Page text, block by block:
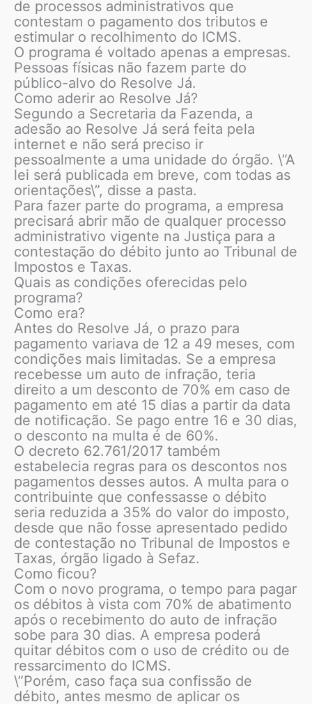
de processos administrativos que
contestam o pagamento dos tributos e
estimular o recolhimento do ICMS.
O programa é voltado apenas a empresas.
Pessoas físicas não fazem parte do
público-alvo do Resolve Já.
Como aderir ao Resolve Já?
Segundo a Secretaria da Fazenda, a
adesão ao Resolve Já será feita pela
internet e não será preciso ir
pessoalmente a uma unidade do órgão. \”A
lei será publicada em breve, com todas as
orientações\”, disse a pasta.
Para fazer parte do programa, a empresa
precisará abrir mão de qualquer processo
administrativo vigente na Justiça para a
contestação do débito junto ao Tribunal de
Impostos e Taxas.
Quais as condições oferecidas pelo
programa?
Como era?
Antes do Resolve Já, o prazo para
pagamento variava de 12 a 49 meses, com
condições mais limitadas. Se a empresa
recebesse um auto de infração, teria
direito a um desconto de 70% em caso de
pagamento em até 15 dias a partir da data
de notificação. Se pago entre 16 e 30 dias,
o desconto na multa é de 60%.
O decreto 62.761/2017 também
estabelecia regras para os descontos nos
pagamentos desses autos. A multa para o
contribuinte que confessasse o débito
seria reduzida a 35% do valor do imposto,
desde que não fosse apresentado pedido
de contestação no Tribunal de Impostos e
Taxas, órgão ligado à Sefaz.
Como ficou?
Com o novo programa, o tempo para pagar
os débitos à vista com 70% de abatimento
após o recebimento do auto de infração
sobe para 30 dias. A empresa poderá
quitar débitos com o uso de crédito ou de
ressarcimento do ICMS.
\”Porém, caso faça sua confissão de
débito, antes mesmo de aplicar os